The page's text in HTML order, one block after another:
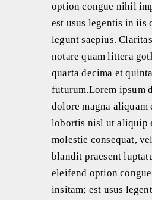
option congue nihil
est usus legentis in iis
legunt saepius.
notare quam littera
quarta decima et
futurum.Lorem ipsum
dolore magna
lobortis nisl ut aliquip
molestie consequat,
blandit praesent
eleifend option
insitam; est usus